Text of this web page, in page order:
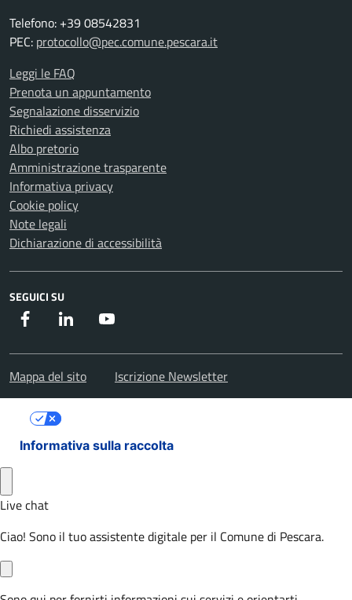
Telefono: +39 08542831
PEC: protocollo@pec.comune.pescara.it
Leggi le FAQ
Prenota un appuntamento
Segnalazione disservizio
Richiedi assistenza
Albo pretorio
Amministrazione trasparente
Informativa privacy
Cookie policy
Note legali
Dichiarazione di accessibilità
SEGUICI SU
Facebook Instagram
Mappa del sito Iscrizione Newsletter
Informativa sulla raccolta
Le tue preferenze relative alla privacy